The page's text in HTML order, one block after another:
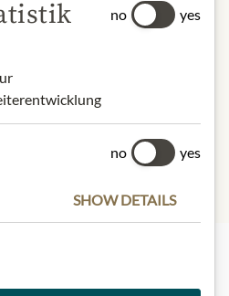
0,8 g
g
sortimentu
no yes
no yes
SHOW DETAILS